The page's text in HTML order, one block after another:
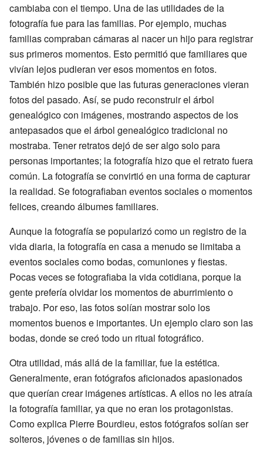
cambiaba con el tiempo. Una de las utilidades de la
fotografía fue para las familias. Por ejemplo, muchas
familias compraban cámaras al nacer un hijo para registrar
sus primeros momentos. Esto permitió que familiares que
vivían lejos pudieran ver esos momentos en fotos.
También hizo posible que las futuras generaciones vieran
fotos del pasado. Así, se pudo reconstruir el árbol
genealógico con imágenes, mostrando aspectos de los
antepasados que el árbol genealógico tradicional no
mostraba. Tener retratos dejó de ser algo solo para
personas importantes; la fotografía hizo que el retrato fuera
común. La fotografía se convirtió en una forma de capturar
la realidad. Se fotografiaban eventos sociales o momentos
felices, creando álbumes familiares.
Aunque la fotografía se popularizó como un registro de la
vida diaria, la fotografía en casa a menudo se limitaba a
eventos sociales como bodas, comuniones y fiestas.
Pocas veces se fotografiaba la vida cotidiana, porque la
gente prefería olvidar los momentos de aburrimiento o
trabajo. Por eso, las fotos solían mostrar solo los
momentos buenos e importantes. Un ejemplo claro son las
bodas, donde se creó todo un ritual fotográfico.
Otra utilidad, más allá de la familiar, fue la estética.
Generalmente, eran fotógrafos aficionados apasionados
que querían crear imágenes artísticas. A ellos no les atraía
la fotografía familiar, ya que no eran los protagonistas.
Como explica Pierre Bourdieu, estos fotógrafos solían ser
solteros, jóvenes o de familias sin hijos.